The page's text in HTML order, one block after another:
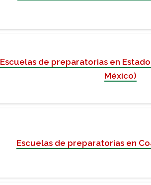
Escuelas de preparatorias en
México)
Escuelas de preparatorias en